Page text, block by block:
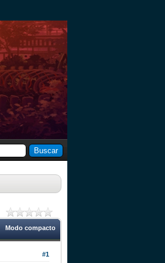
Modo compacto
#1